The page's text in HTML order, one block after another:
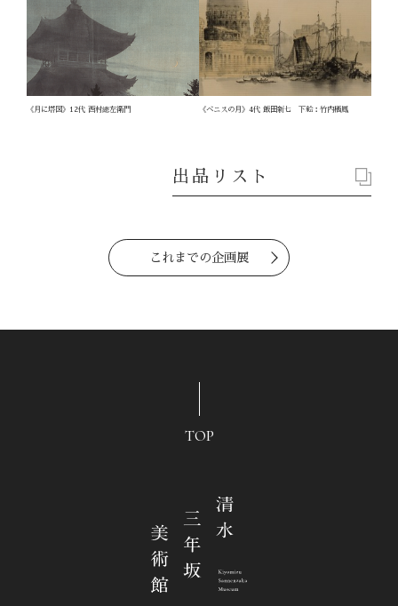
《月に塔図》12代 西村總左衛門 《ベニスの月》4代 飯田新七 下絵：竹内栖鳳
出品リスト
これまでの企画展
TOP